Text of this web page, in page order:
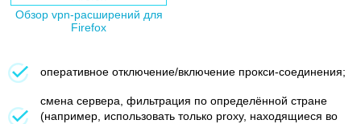
Обзор vpn-расширений для
Firefox
оперативное отключение/включение прокси-соединения;
смена сервера, фильтрация по определённой стране
(например, использовать только proxy, находящиеся во